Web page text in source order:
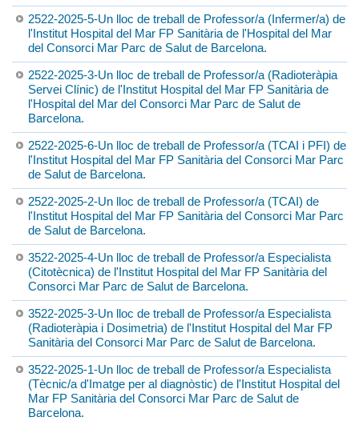
2522-2025-5-Un lloc de treball de Professor/a (Infermer/a) de
l'Institut Hospital del Mar FP Sanitària de l'Hospital del Mar
del Consorci Mar Parc de Salut de Barcelona.
2522-2025-3-Un lloc de treball de Professor/a (Radioteràpia
Servei Clínic) de l'Institut Hospital del Mar FP Sanitària de
l'Hospital del Mar del Consorci Mar Parc de Salut de
Barcelona.
2522-2025-6-Un lloc de treball de Professor/a (TCAI i PFI) de
l'Institut Hospital del Mar FP Sanitària del Consorci Mar Parc
de Salut de Barcelona.
2522-2025-2-Un lloc de treball de Professor/a (TCAI) de
l'Institut Hospital del Mar FP Sanitària del Consorci Mar Parc
de Salut de Barcelona.
3522-2025-4-Un lloc de treball de Professor/a Especialista
(Citotècnica) de l'Institut Hospital del Mar FP Sanitària del
Consorci Mar Parc de Salut de Barcelona.
3522-2025-3-Un lloc de treball de Professor/a Especialista
(Radioteràpia i Dosimetria) de l'Institut Hospital del Mar FP
Sanitària del Consorci Mar Parc de Salut de Barcelona.
3522-2025-1-Un lloc de treball de Professor/a Especialista
(Tècnic/a d'Imatge per al diagnòstic) de l'Institut Hospital del
Mar FP Sanitària del Consorci Mar Parc de Salut de
Barcelona.